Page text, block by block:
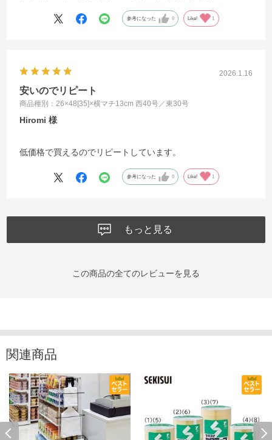
参考になった 0 Like! 1
2026.1.16
安いのでリピート
商品種別：26×48[35]×横マチ13cm 西40号／東30号
Hiromi
低価格で買えるのでリピートしています。
参考になった 0 Like! 1
もっと見る
この商品の全てのレビューを見る
関連商品